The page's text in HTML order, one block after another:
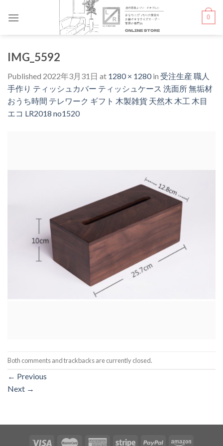
0
IMG_5592
Published 2022年3月31日 at 1280 × 1280in 受注生産 職人
手作り ティッシュカバー ティッシュケース 洗面所 無垢材
おうち時間 テレワーク ギフト 木製雑貨 天然木 木工 木目
エコ LR2018 no1520
Both comments and trackbacks are currently closed.
← Previous
Next →